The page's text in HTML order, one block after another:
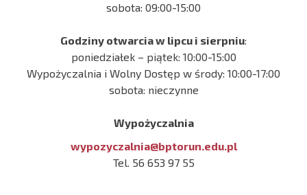
sobota: 09:00-15:00
Godziny otwarcia w lipcu i sierpniu:
poniedziałek – piątek: 10:00-15:00
Wypożyczalnia i Wolny Dostęp w środy: 10:00-17:00
sobota: nieczynne
Wypożyczalnia
wypozyczalnia@bptorun.edu.pl
Tel. 56 653 97 55